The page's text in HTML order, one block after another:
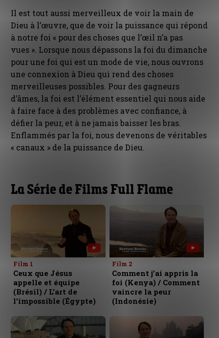
Il est tout aussi merveilleux de voir la main de
Dieu à l’œuvre, que de voir la puissance qui répond
à notre foi « pour des choses que l’œil n’a pas
vues ». Lorsque nous dépassons la foi du dimanche
pour une foi qui est un mode de vie, nous ouvrons
une connexion à Dieu qui rend des choses
merveilleuses possibles. Pour des gagneurs
d’âmes, la foi est l’élément essentiel qui nous aide
à faire face à des problèmes avec confiance, à
défier la peur, et à ne jamais baisser les bras.
Enflammés par la foi, nous devenons de véritables
« canaux » de la puissance de Dieu.
La Série de Films Full Flame
Film 1
Ceux que Jésus
appelle et équipe
(Brésil) / L’art de
l’impossible (Égypte)
Film 2
Comment j’ai appris la
foi (Kenya) / Comment
vaincre la peur
(Indonésie)